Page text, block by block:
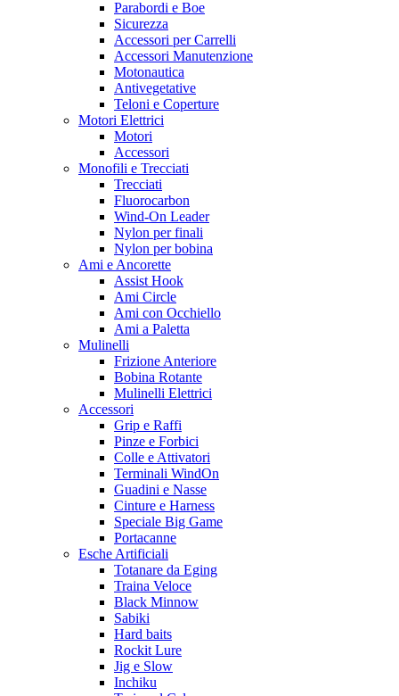
Parabordi e Boe
Sicurezza
Accessori per Carrelli
Accessori Manutenzione
Motonautica
Antivegetative
Teloni e Coperture
Motori Elettrici
Motori
Accessori
Monofili e Trecciati
Trecciati
Fluorocarbon
Wind-On Leader
Nylon per finali
Nylon per bobina
Ami e Ancorette
Assist Hook
Ami Circle
Ami con Occhiello
Ami a Paletta
Mulinelli
Frizione Anteriore
Bobina Rotante
Mulinelli Elettrici
Accessori
Grip e Raffi
Pinze e Forbici
Colle e Attivatori
Terminali WindOn
Guadini e Nasse
Cinture e Harness
Speciale Big Game
Portacanne
Esche Artificiali
Totanare da Eging
Traina Veloce
Black Minnow
Sabiki
Hard baits
Rockit Lure
Jig e Slow
Inchiku